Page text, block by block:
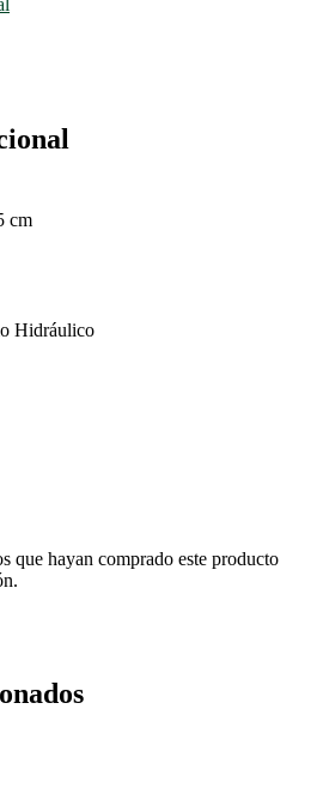
cm
Hidráulico
que hayan comprado este producto